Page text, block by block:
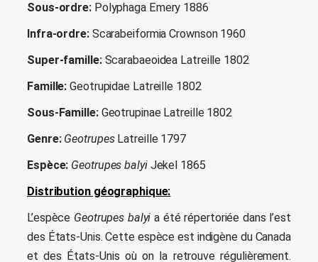
Sous-ordre:Polyphaga Emery 1886
Infra-ordre:Scarabeiformia Crownson 1960
Super-famille:Scarabaeoidea Latreille 1802
Famille: Geotrupidae Latreille 1802
Sous-Famille:Geotrupinae Latreille 1802
Genre: Geotrupes Latreille 1797
Espèce: Geotrupes balyiJekel 1865
Distribution géographique:
L’espèce Geotrupes balyia été répertoriée dans l’est
des États-Unis. Cette espèce est indigène du Canada
et des États-Unis où on la retrouve régulièrement.